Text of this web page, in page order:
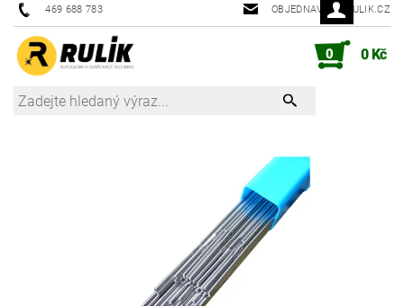
469 688 783 OBJEDNAVKY@RULIK.CZ
0 0 Kč